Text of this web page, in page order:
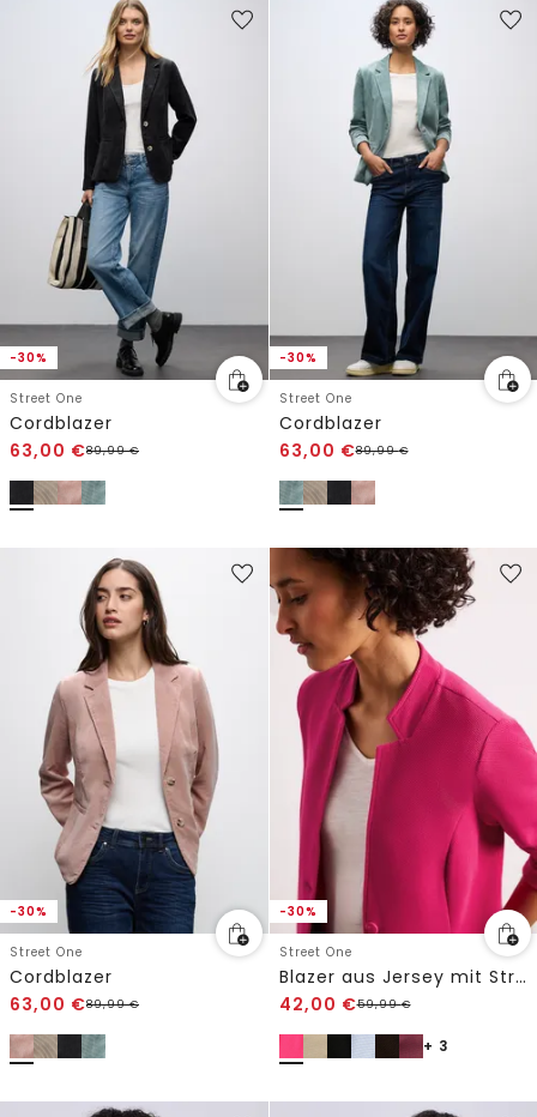
-30%
Street One
Cordblazer
63,00 €89,99€
-30%
Street One
Cordblazer
63,00 €89,99€
-30%
Street One
Cordblazer
63,00 €89,99€
-30%
Street One
Blazer aus Jersey mit Struktur
42,00 €59,99€
+ 3